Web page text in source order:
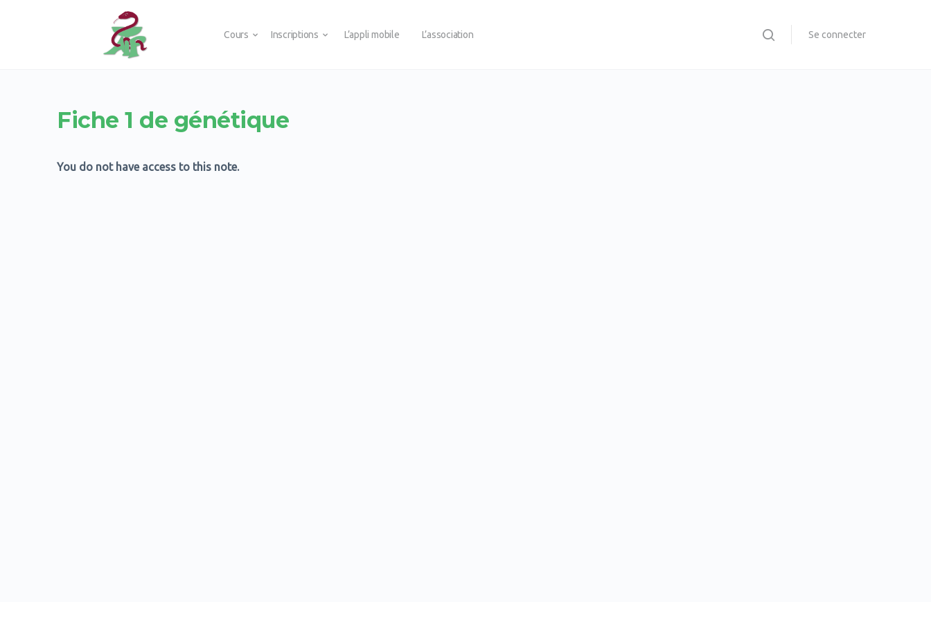
Cours Inscriptions L’appli mobile L’association Se connecter
Fiche 1 de génétique
You do not have access to this note.